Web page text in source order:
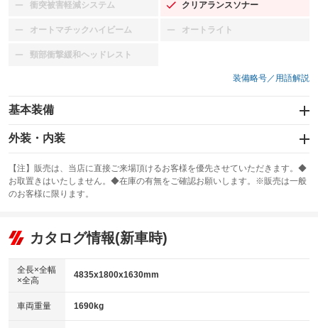
衝突被害軽減システム
：装備なし クリアランスソナー
：装備あり
オートマチックハイビーム
：装備なし オートライト
：装備なし
頸部衝撃緩和ヘッドレスト
：装備なし
装備略号／用語解説
基本装備
エアバッグ：運転席/助手席
：装備あり
：装備なし
サンルーフ
：装備なし ABS
リフトアップ
：装備なし
：装備なし
パワーウィンドウ
アイドリングストップ
：装備なし
外装・内装
カーナビ：SDナビ
：装備あり
TV：フルセグ
：装備あり
ビジュアル：-／DVD再生
：装備あり
：装備あり
革シート
キーレス
【注】販売は、当店に直接ご来場頂けるお客様を優先させていただきます。◆
お取置きはいたしません。◆在庫の有無をご確認お願いします。※販売は一般
のお客様に限ります。
カタログ情報(新車時)
全長×全幅
×全高
4835x1800x1630mm
車両重量 1690kg